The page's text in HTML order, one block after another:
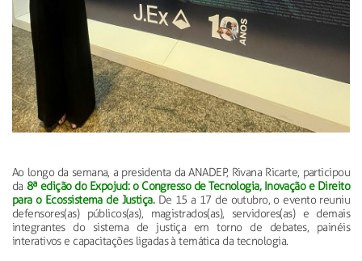
Ao longo da semana, a presidenta da ANADEP, Rivana Ricarte, participou
da 8ª edição do Expojud: o Congresso de Tecnologia, Inovação e Direito
para o Ecossistema de Justiça.De 15 a 17 de outubro, o evento reuniu
defensores(as) públicos(as), magistrados(as), servidores(as) e demais
integrantes do sistema de justiça em torno de debates, painéis
interativos e capacitações ligadas à temática da tecnologia.